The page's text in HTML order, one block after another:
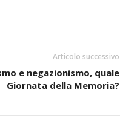
Articolo successivo
e negazionismo, quale
Giornata della Memoria?